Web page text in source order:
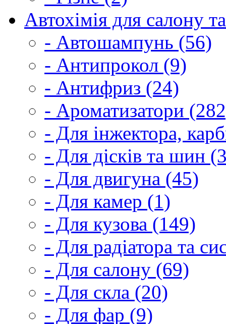
Автохімія для салону
- Автошампунь (56)
- Антипрокол (9)
- Антифриз (24)
- Ароматизатори
- Для інжектора,
- Для дісків та шин
- Для двигуна (45)
- Для камер (1)
- Для кузова (149)
- Для радіатора та
- Для салону (69)
- Для скла (20)
- Для фар (9)